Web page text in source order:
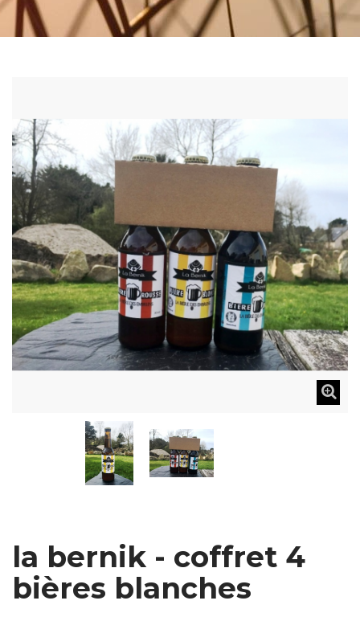
la bernik - coffret 4
bières blanches